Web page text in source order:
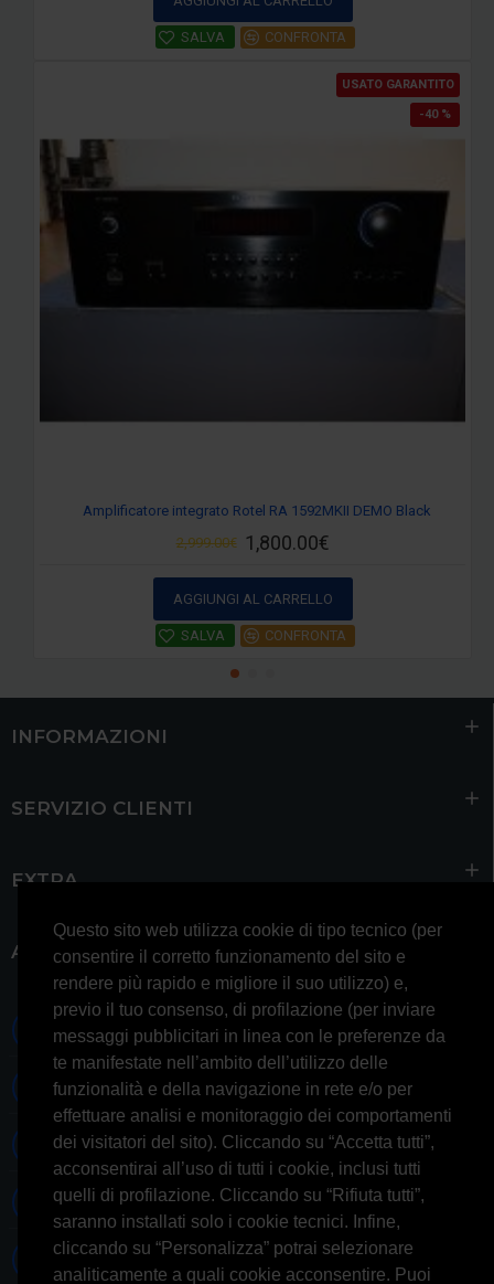
Questo sito web utilizza cookie di tipo tecnico (per
consentire il corretto funzionamento del sito e
rendere più rapido e migliore il suo utilizzo) e,
previo il tuo consenso, di profilazione (per inviare
messaggi pubblicitari in linea con le preferenze da
te manifestate nell’ambito dell’utilizzo delle
funzionalità e della navigazione in rete e/o per
effettuare analisi e monitoraggio dei comportamenti
dei visitatori del sito). Cliccando su “Accetta tutti”,
acconsentirai all’uso di tutti i cookie, inclusi tutti
quelli di profilazione. Cliccando su “Rifiuta tutti”,
saranno installati solo i cookie tecnici. Infine,
cliccando su “Personalizza” potrai selezionare
analiticamente a quali cookie acconsentire. Puoi
SALVA CONFRONTA
USATO GARANTITO
-40 %
Amplificatore integrato Rotel RA 1592MKII DEMO Black
1,800.00€
2,999.00€
AGGIUNGI AL CARRELLO
SALVA CONFRONTA
INFORMAZIONI
SERVIZIO CLIENTI
EXTRA
ACCOUNT
0697245677 0697245678
Whatsapp 3314433674
Informazioni generiche
Informazioni commerciali
Informazioni tecniche